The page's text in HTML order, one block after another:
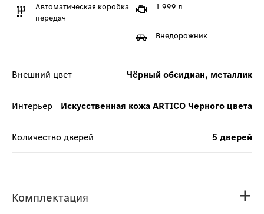
Автоматическая коробка
передач
1 999 л
Внедорожник
Внешний цвет Чёрный обсидиан, металлик
Интерьер Искусственная кожа ARTICO Черного цвета
Количество дверей 5 дверей
Комплектация